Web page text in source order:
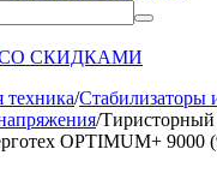
СКИДКАМИ
техника/
/Тиристорный
OPTIMUM+ 9000